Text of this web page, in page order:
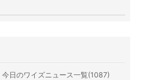
今日のワイズニュース一覧(1087)